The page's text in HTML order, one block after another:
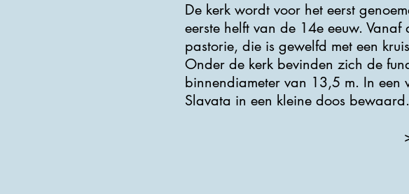
De kerk wordt voor het eerst
eerste helft van de 14e eeuw.
pastorie, die is gewelfd met een
Onder de kerk bevinden zich de
binnendiameter van 13,5 m. In een
Slavata in een kleine doos bewaard.